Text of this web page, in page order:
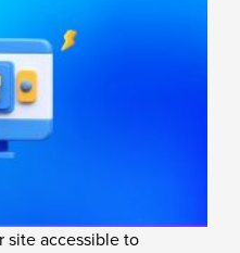
site accessible to